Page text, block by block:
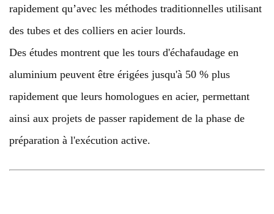
rapidement qu’avec les méthodes traditionnelles utilisant
des tubes et des colliers en acier lourds.
Des études montrent que les tours d'échafaudage en
aluminium peuvent être érigées jusqu'à 50 % plus
rapidement que leurs homologues en acier, permettant
ainsi aux projets de passer rapidement de la phase de
préparation à l'exécution active.